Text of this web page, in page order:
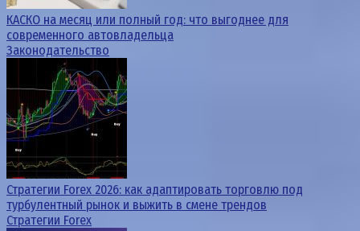
КАСКО на месяц или полный год: что выгоднее для
современного автовладельца
Законодательство
Стратегии Forex 2026: как адаптировать торговлю под
турбулентный рынок и выжить в смене трендов
Стратегии Forex